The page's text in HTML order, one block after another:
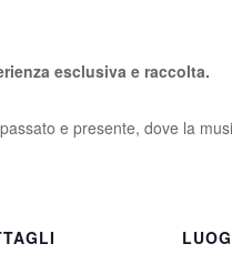
esclusiva e raccolta.
e presente, dove la